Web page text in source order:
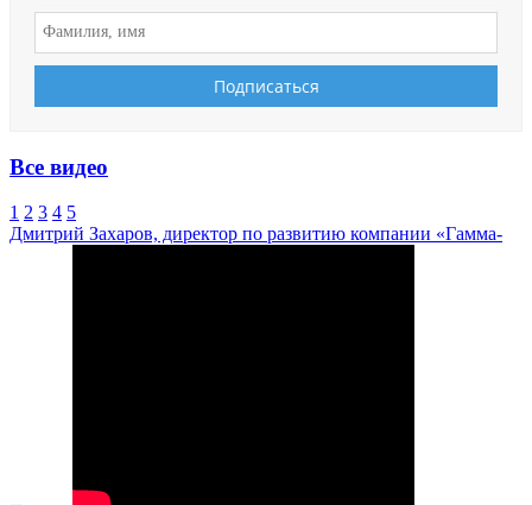
Все видео
1 2 3 4 5
Дмитрий Захаров, директор по развитию компании «Гамма-